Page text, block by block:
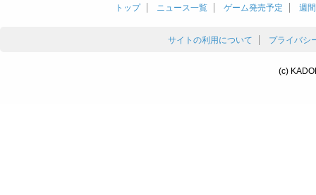
トップ ニュース一覧 ゲーム発売予定 週
サイトの利用について プライバシ
(c)